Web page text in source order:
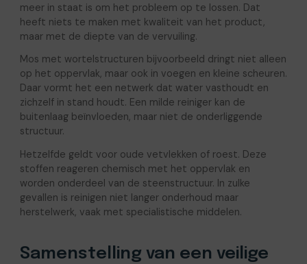
meer in staat is om het probleem op te lossen. Dat
heeft niets te maken met kwaliteit van het product,
maar met de diepte van de vervuiling.
Mos met wortelstructuren bijvoorbeeld dringt niet alleen
op het oppervlak, maar ook in voegen en kleine scheuren.
Daar vormt het een netwerk dat water vasthoudt en
zichzelf in stand houdt. Een milde reiniger kan de
buitenlaag beïnvloeden, maar niet de onderliggende
structuur.
Hetzelfde geldt voor oude vetvlekken of roest. Deze
stoffen reageren chemisch met het oppervlak en
worden onderdeel van de steenstructuur. In zulke
gevallen is reinigen niet langer onderhoud maar
herstelwerk, vaak met specialistische middelen.
Samenstelling van een veilige